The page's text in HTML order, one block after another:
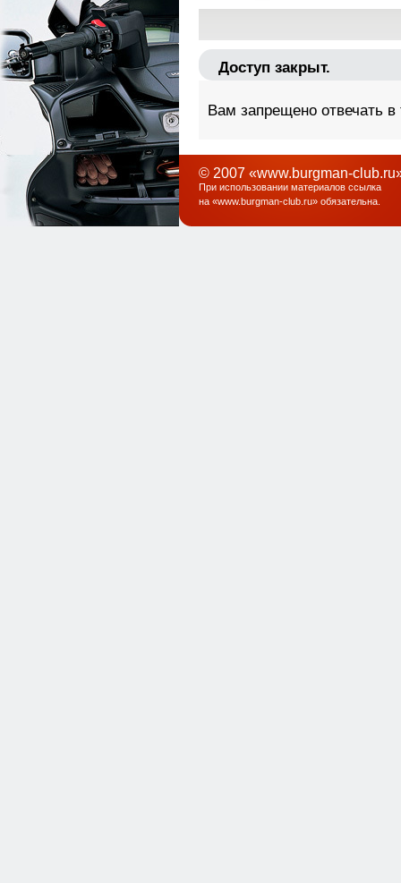
Доступ закрыт.
Вам запрещено отвечать
© 2007 «www.burgman-
При использовании материалов ссылка
на «www.burgman-club.ru» обязательна